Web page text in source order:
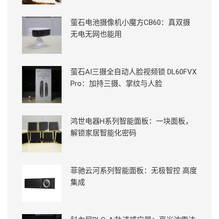
萤石电池摄像机小魔方CB60：真双摄
无电无网也能用
萤石AI三摄全自动人脸视频锁 DL60FVX
Pro：加持三摄、掌纹与人脸
鸿世电器H系列智能面板：一块面板，
解锁家居智能化密码
菲驰云河系列智能面板：无极智控 高度
集成